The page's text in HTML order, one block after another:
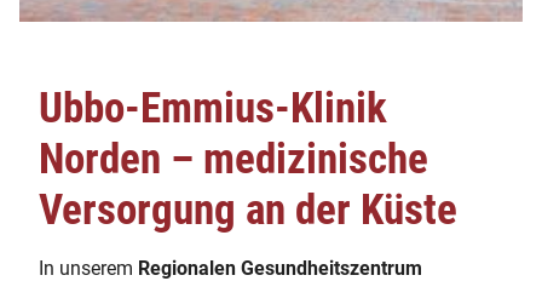
Ubbo-Emmius-Klinik
Norden – medizinische
Versorgung an der Küste
In unserem Regionalen Gesundheitszentrum